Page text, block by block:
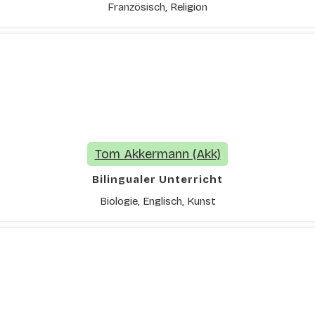
Französisch, Religion
Tom Akkermann (Akk)
Bilingualer Unterricht
Biologie, Englisch, Kunst